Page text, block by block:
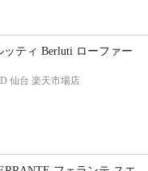
ッティ Berluti ローファー
仙台 楽天市場店